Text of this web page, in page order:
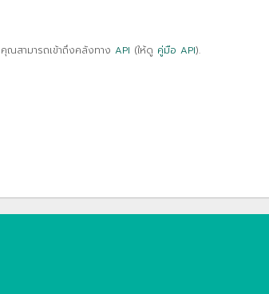
คุณสามารถเข้าถึงคลังทาง API (ให้ดู คู่มือ API).